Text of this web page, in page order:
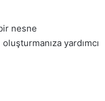
nesne
yardımcı